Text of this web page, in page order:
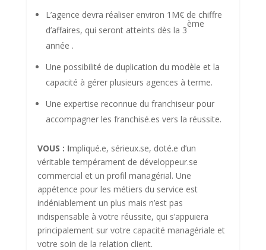
L’agence devra réaliser environ 1M€ de chiffre
d’affaires, qui seront atteints dès la 3
ème
année .
Une possibilité de duplication du modèle et la
capacité à gérer plusieurs agences à terme.
Une expertise reconnue du franchiseur pour
accompagner les franchisé.es vers la réussite.
VOUS : Impliqué.e, sérieux.se, doté.e d’un
véritable tempérament de développeur.se
commercial et un profil managérial. Une
appétence pour les métiers du service est
indéniablement un plus mais n’est pas
indispensable à votre réussite, qui s’appuiera
principalement sur votre capacité managériale et
votre soin de la relation client.